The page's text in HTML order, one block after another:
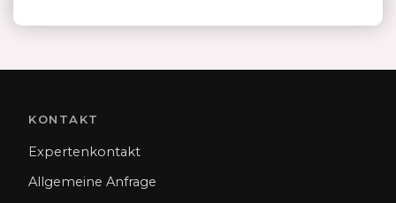
KONTAKT
Expertenkontakt
Allgemeine Anfrage